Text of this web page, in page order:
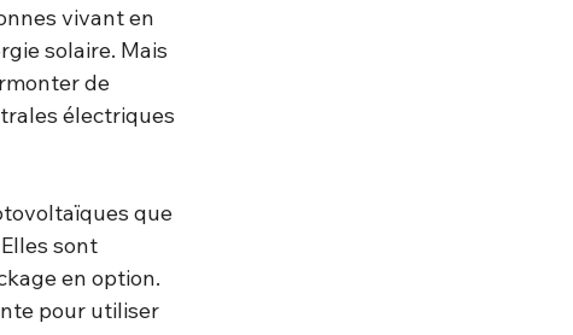
vivant en
solaire. Mais
de
électriques
que
sont
en option.
pour utiliser